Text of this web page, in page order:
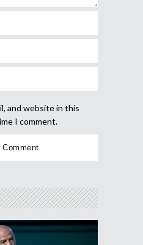
and website in this
I comment.